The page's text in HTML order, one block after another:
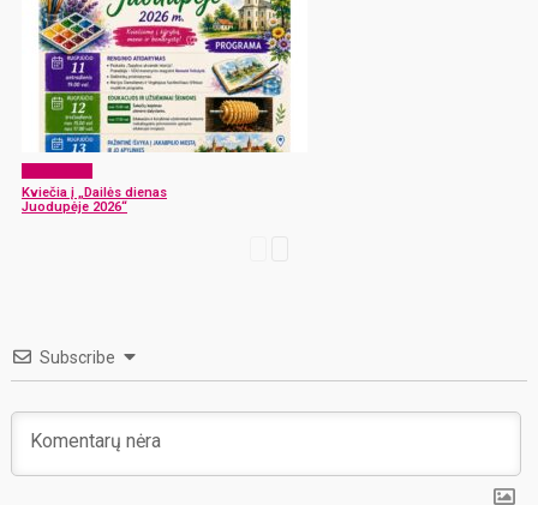
Kviečia į „Dailės dienas
Juodupėje 2026“
Subscribe